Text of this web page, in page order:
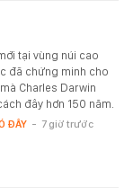
tại vùng núi cao
đã chứng minh cho
Charles Darwin
đây hơn 150 năm.
ĐÂY - 7 giờ trước